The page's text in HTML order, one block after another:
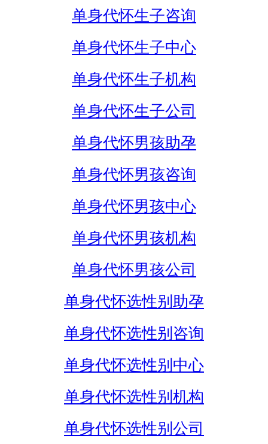
单身代怀生子咨询
单身代怀生子中心
单身代怀生子机构
单身代怀生子公司
单身代怀男孩助孕
单身代怀男孩咨询
单身代怀男孩中心
单身代怀男孩机构
单身代怀男孩公司
单身代怀选性别助孕
单身代怀选性别咨询
单身代怀选性别中心
单身代怀选性别机构
单身代怀选性别公司